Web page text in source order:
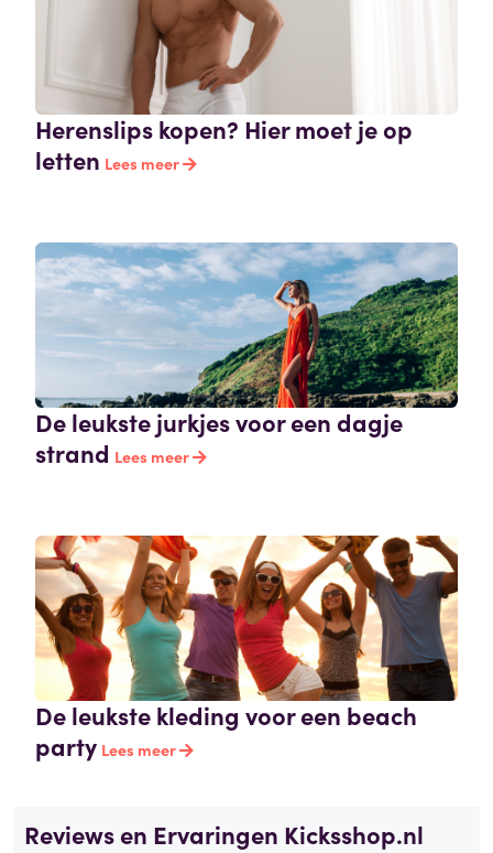
Herenslips kopen? Hier moet je op
letten Lees meer
De leukste jurkjes voor een dagje
strand Lees meer
De leukste kleding voor een beach
party Lees meer
Reviews en Ervaringen Kicksshop.nl